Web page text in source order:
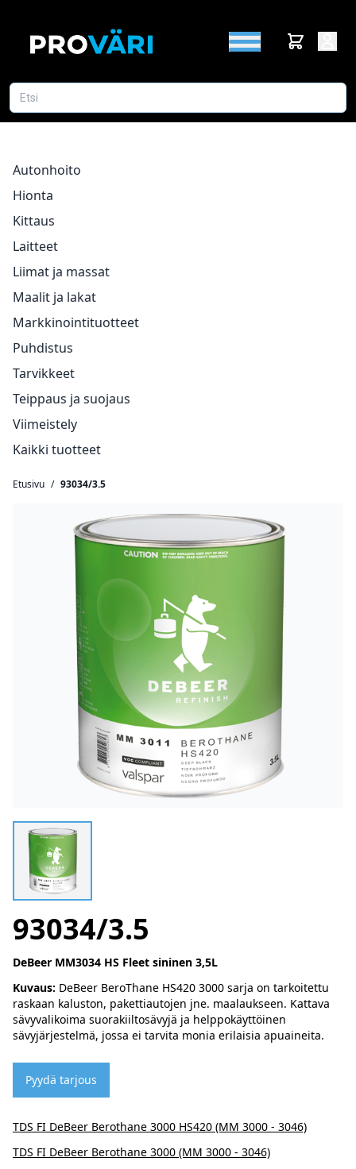
Autonhoito
Hionta
Kittaus
Laitteet
Liimat ja massat
Maalit ja lakat
Markkinointituotteet
Puhdistus
Tarvikkeet
Teippaus ja suojaus
Viimeistely
Kaikki tuotteet
Etusivu / 93034/3.5
93034/3.5
DeBeer MM3034 HS Fleet sininen 3,5L
Kuvaus: DeBeer BeroThane HS420 3000 sarja on tarkoitettu
raskaan kaluston, pakettiautojen jne. maalaukseen. Kattava
sävyvalikoima suorakiiltosävyjä ja helppokäyttöinen
sävyjärjestelmä, jossa ei tarvita monia erilaisia apuaineita.
Pyydä tarjous
TDS FI DeBeer Berothane 3000 HS420 (MM 3000 - 3046)
TDS FI DeBeer Berothane 3000 (MM 3000 - 3046)